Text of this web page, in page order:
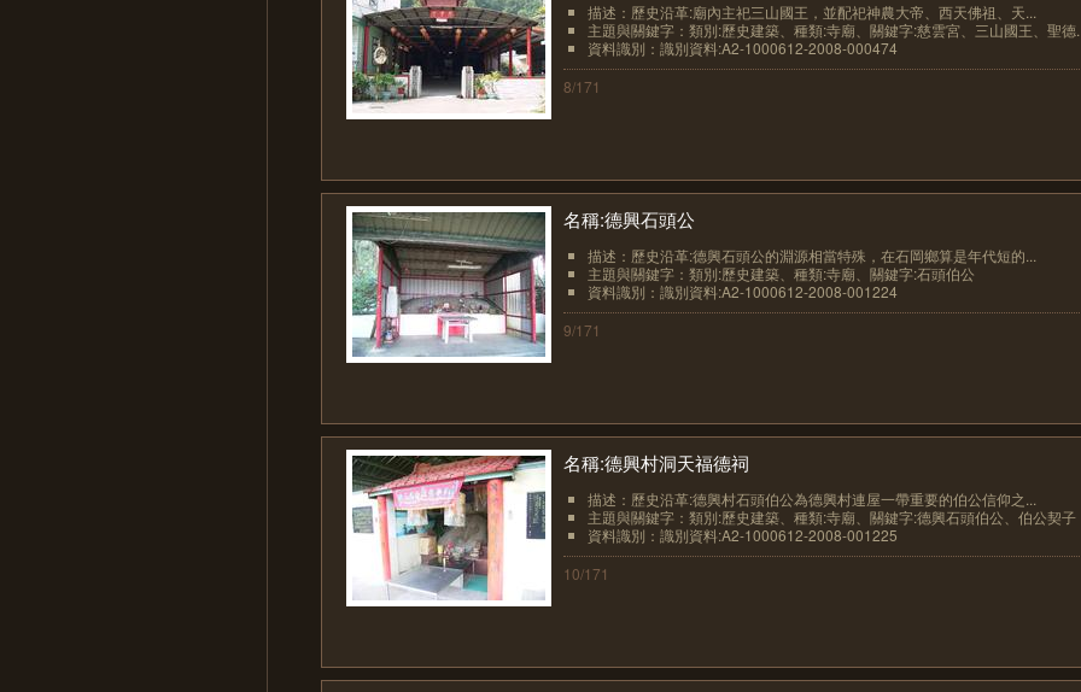
描述：歷史沿革:廟內主祀三山國王，並配祀神農大帝、西天佛祖、天...
主題與關鍵字：類別:歷史建築、種類:寺廟、關鍵字:慈雲宮、三山國王、聖德
資料識別：識別資料:A2-1000612-2008-000474
8/171
名稱:德興石頭公
描述：歷史沿革:德興石頭公的淵源相當特殊，在石岡鄉算是年代短的...
主題與關鍵字：類別:歷史建築、種類:寺廟、關鍵字:石頭伯公
資料識別：識別資料:A2-1000612-2008-001224
9/171
名稱:德興村洞天福德祠
描述：歷史沿革:德興村石頭伯公為德興村連屋一帶重要的伯公信仰之...
主題與關鍵字：類別:歷史建築、種類:寺廟、關鍵字:德興石頭伯公、伯公契子
資料識別：識別資料:A2-1000612-2008-001225
10/171